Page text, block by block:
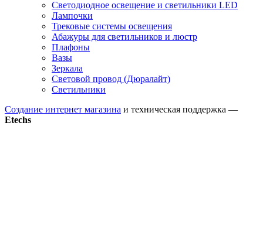
Светодиодное освещение и светильники LED
Лампочки
Трековые системы освещения
Абажуры для светильников и люстр
Плафоны
Вазы
Зеркала
Световой провод (Дюралайт)
Светильники
Создание интернет магазина и техническая поддержка —
Etechs